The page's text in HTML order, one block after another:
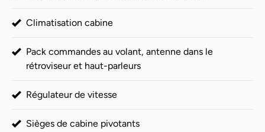
Climatisation cabine
Pack commandes au volant, antenne dans le
rétroviseur et haut-parleurs
Régulateur de vitesse
Sièges de cabine pivotants